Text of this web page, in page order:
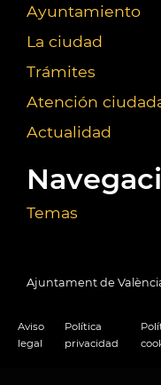
Ayuntamiento
La ciudad
Trámites
Atención
Actualidad
Temas
Ajuntament de
Aviso
legal
Política
privacidad